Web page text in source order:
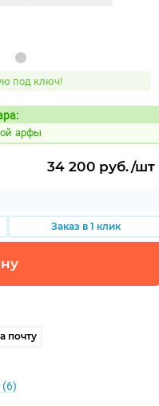
под ключ!
Код:
875501
арфы
34 200 руб./шт
Заказ в 1 клик
почту
(6)